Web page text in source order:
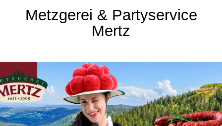
Metzgerei & Partyservice
Mertz